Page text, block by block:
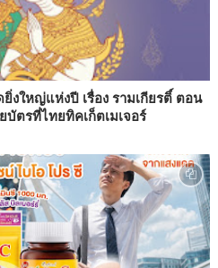
งใหญ่แห่งปี เรื่อง รามเกียรติ์ ตอน
ตรที่ไทยทิคเก็ตเมเจอร์